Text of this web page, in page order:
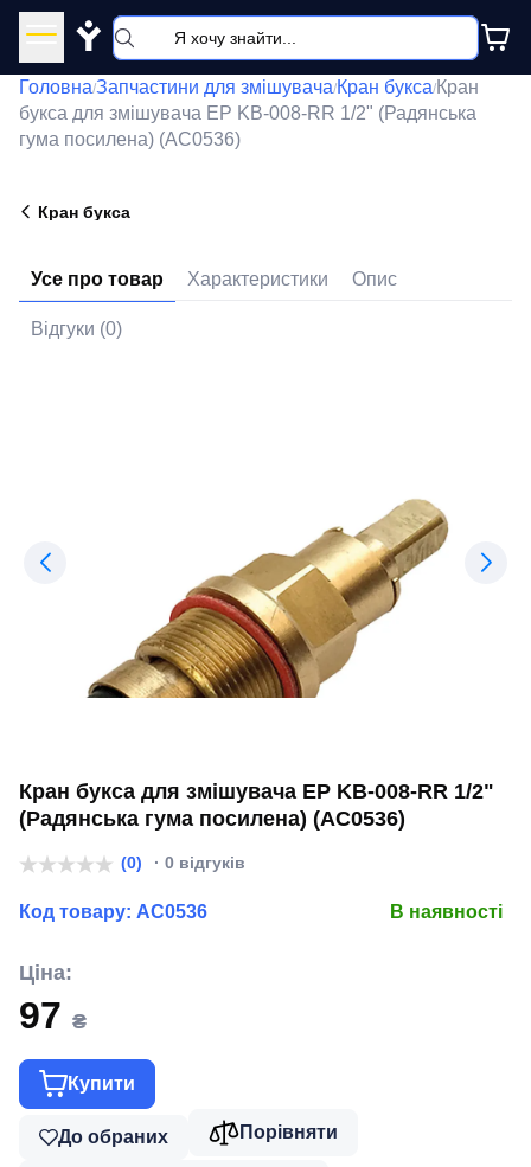
Y
Головна/Запчастини для змішувача/Кран букса/Кран
букса для змішувача EP KB-008-RR 1/2" (Радянська
гума посилена) (AC0536)
Кран букса
Усе про товар Характеристики Опис
Відгуки (0)
Кран букса для змішувача EP KB-008-RR 1/2"
(Радянська гума посилена) (AC0536)
(0) · 0 відгуків
Код товару: AC0536 В наявності
Ціна:
97 ₴
Купити
До обраних Порівняти